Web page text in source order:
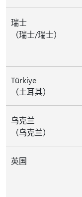
瑞士
（瑞士/瑞士）
Türkiye
（土耳其）
乌克兰
（乌克兰）
英国